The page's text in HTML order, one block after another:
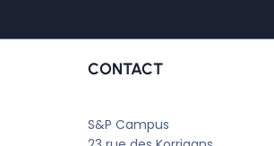
CONTACT
S&P Campus